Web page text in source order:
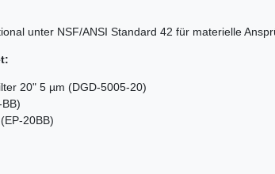
unter NSF/ANSI Standard 42 für materielle
20" 5 µm (DGD-5005-20)
20BB)